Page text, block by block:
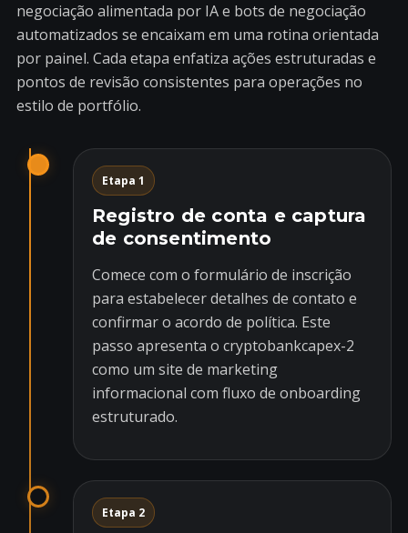
negociação alimentada por IA e bots de negociação
automatizados se encaixam em uma rotina orientada
por painel. Cada etapa enfatiza ações estruturadas e
pontos de revisão consistentes para operações no
estilo de portfólio.
Etapa 1
Registro de conta e captura
de consentimento
Comece com o formulário de inscrição
para estabelecer detalhes de contato e
confirmar o acordo de política. Este
passo apresenta o cryptobankcapex-2
como um site de marketing
informacional com fluxo de onboarding
estruturado.
Etapa 2